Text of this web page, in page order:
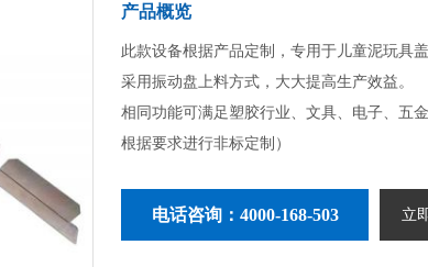
产品概览
此款设备根据产品定制，专用于儿童泥玩具盖
采用振动盘上料方式，大大提高生产效益。
相同功能可满足塑胶行业、文具、电子、五
根据要求进行非标定制）
电话咨询：4000-168-503 立